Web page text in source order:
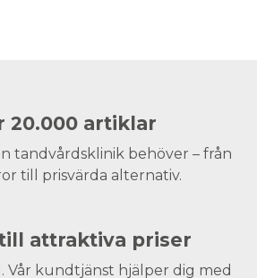
20.000 artiklar
tandvårdsklinik behöver – från
till prisvärda alternativ.
attraktiva priser
Vår kundtjänst hjälper dig med